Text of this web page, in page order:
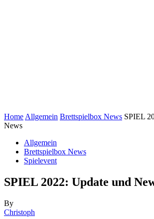
Home Allgemein Brettspielbox News SPIEL
News
Allgemein
Brettspielbox News
Spielevent
SPIEL 2022: Update und
By
Christoph